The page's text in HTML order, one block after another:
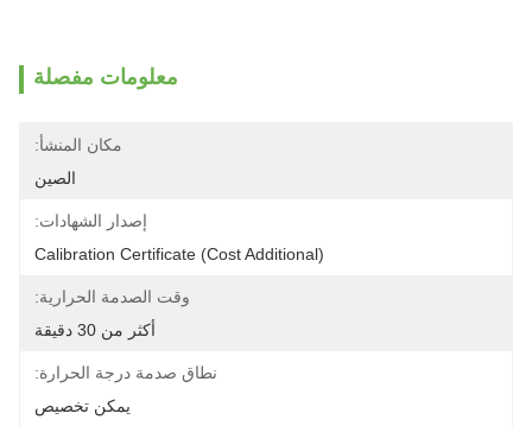
معلومات مفصلة
مكان المنشأ:
الصين
إصدار الشهادات:
Calibration Certificate (Cost Additional)
وقت الصدمة الحرارية:
أكثر من 30 دقيقة
نطاق صدمة درجة الحرارة:
يمكن تخصيص